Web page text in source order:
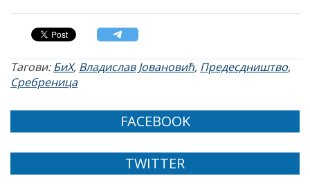
Тагови:БиХ, Владислав Јовановић, Предесдништво,
Сребреница
FACEBOOK
TWITTER